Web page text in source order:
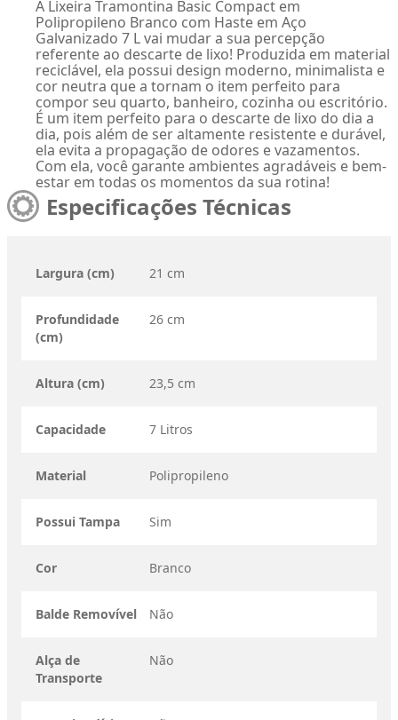
A Lixeira Tramontina Basic Compact em
Polipropileno Branco com Haste em Aço
Galvanizado 7 L vai mudar a sua percepção
referente ao descarte de lixo! Produzida em material
reciclável, ela possui design moderno, minimalista e
cor neutra que a tornam o item perfeito para
compor seu quarto, banheiro, cozinha ou escritório.
É um item perfeito para o descarte de lixo do dia a
dia, pois além de ser altamente resistente e durável,
ela evita a propagação de odores e vazamentos.
Com ela, você garante ambientes agradáveis e bem-
estar em todas os momentos da sua rotina!
Especificações Técnicas
Largura (cm) 21 cm
Profundidade
(cm)
26 cm
Altura (cm) 23,5 cm
Capacidade 7 Litros
Material Polipropileno
Possui Tampa Sim
Cor Branco
Balde Removível Não
Alça de
Transporte
Não